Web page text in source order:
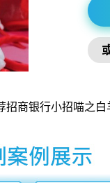
招商银行小招喵之白